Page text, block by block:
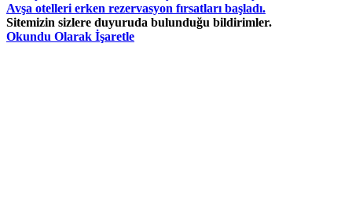
Avşa otelleri erken rezervasyon fırsatları başladı.
Sitemizin sizlere duyuruda bulunduğu bildirimler.
Okundu Olarak İşaretle